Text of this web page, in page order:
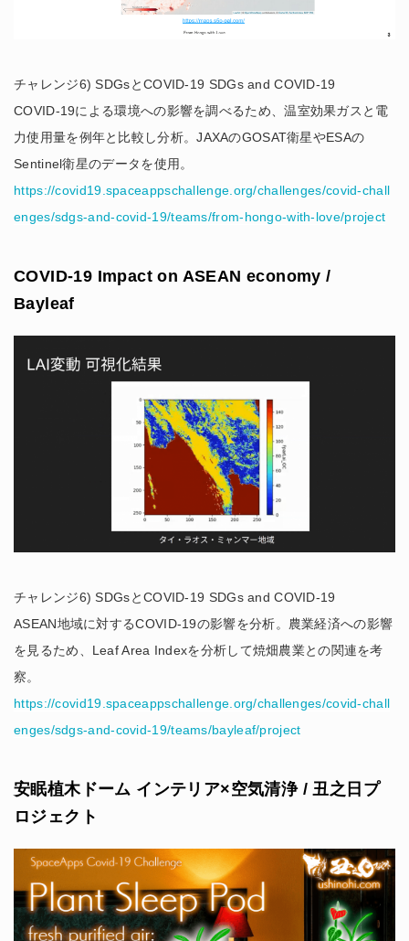
チャレンジ6) SDGsとCOVID-19 SDGs and COVID-19
COVID-19による環境への影響を調べるため、温室効果ガスと電
力使用量を例年と比較し分析。JAXAのGOSAT衛星やESAの
Sentinel衛星のデータを使用。
https://covid19.spaceappschallenge.org/challenges/covid-chall
enges/sdgs-and-covid-19/teams/from-hongo-with-love/project
COVID-19 Impact on ASEAN economy /
Bayleaf
チャレンジ6) SDGsとCOVID-19 SDGs and COVID-19
ASEAN地域に対するCOVID-19の影響を分析。農業経済への影響
を見るため、Leaf Area Indexを分析して焼畑農業との関連を考
察。
https://covid19.spaceappschallenge.org/challenges/covid-chall
enges/sdgs-and-covid-19/teams/bayleaf/project
安眠植木ドーム インテリア×空気清浄 / 丑之日プ
ロジェクト